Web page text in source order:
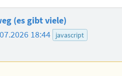
(es gibt viele)
18:44 javascript